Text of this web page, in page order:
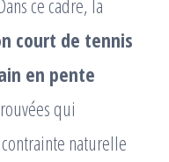
court de tennis
en pente
qui
naturelle